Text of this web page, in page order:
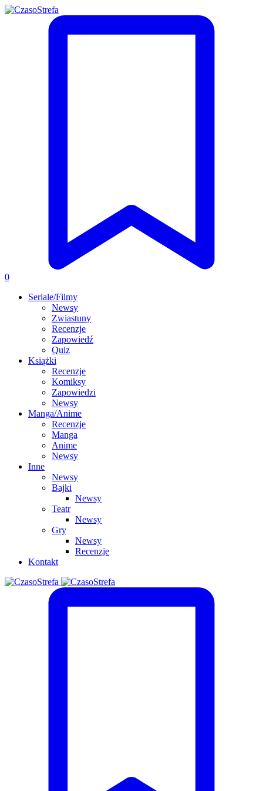
0
Seriale/Filmy
Newsy
Zwiastuny
Recenzje
Zapowiedź
Quiz
Książki
Recenzje
Komiksy
Zapowiedzi
Newsy
Manga/Anime
Recenzje
Manga
Anime
Newsy
Inne
Newsy
Bajki
Newsy
Teatr
Newsy
Gry
Newsy
Recenzje
Kontakt